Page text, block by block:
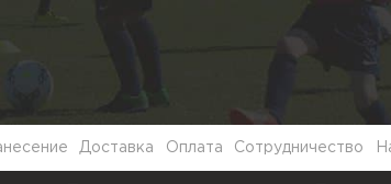
Доставка Оплата Сотрудничество